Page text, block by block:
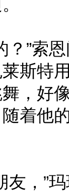
”索
斯特
，好
着他
，”